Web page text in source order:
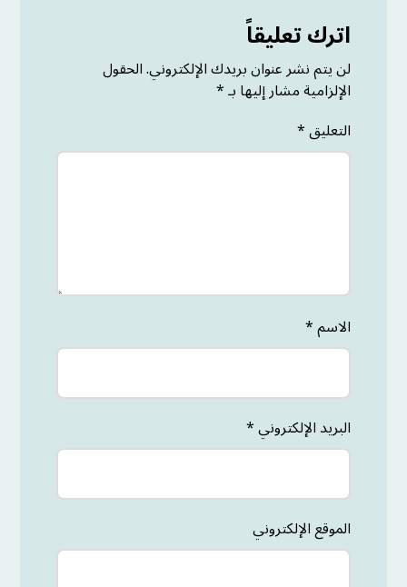
اترك تعليقاً
لن يتم نشر عنوان بريدك الإلكتروني.الحقول
الإلزامية مشار إليها بـ*
التعليق*
الاسم*
البريد الإلكتروني*
الموقع الإلكتروني